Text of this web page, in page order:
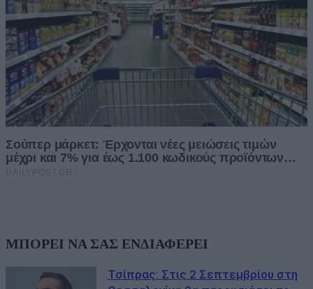
ΜΠΟΡΕΙ ΝΑ ΣΑΣ ΕΝΔΙΑΦΕΡΕΙ
Τσίπρας: Στις 2 Σεπτεμβρίου στη